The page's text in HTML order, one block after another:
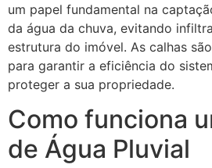
um papel fundamental na
da água da chuva, evitando
estrutura do imóvel. As calhas
para garantir a eficiência do
proteger a sua propriedade.
Como funciona
de Água Pluvial